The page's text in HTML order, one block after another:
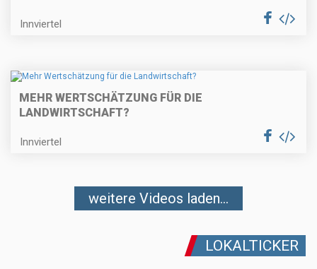
Innviertel
MEHR WERTSCHÄTZUNG FÜR DIE
LANDWIRTSCHAFT?
Innviertel
weitere Videos laden...
LOKALTICKER